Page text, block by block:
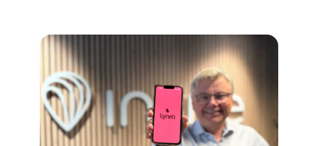
tjenestene deres.